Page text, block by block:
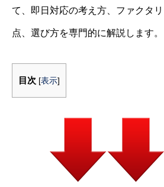
て、即日対応の考え方、ファクタ
点、選び方を専門的に解説します。
目次 [表示]